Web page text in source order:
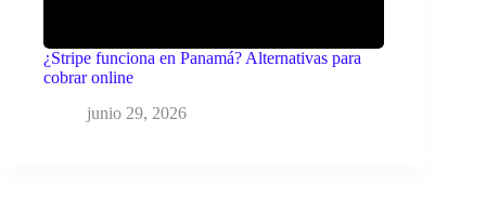
¿Stripe funciona en Panamá? Alternativas para
cobrar online
junio 29, 2026